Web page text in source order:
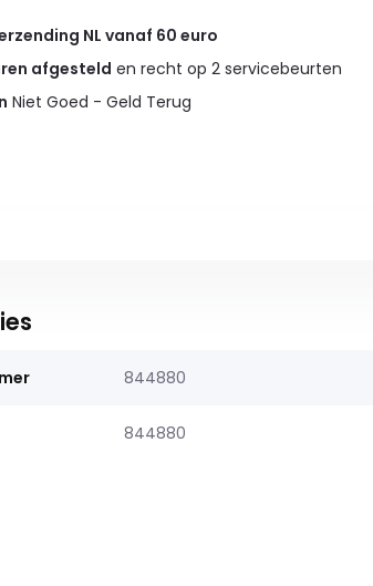
NL vanaf 60 euro
afgesteld en recht op 2 servicebeurten
Niet Goed - Geld Terug
844880
844880